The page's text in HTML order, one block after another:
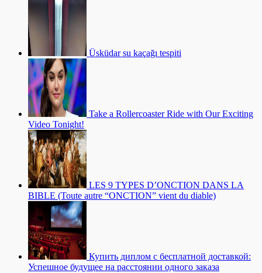
Üsküdar su kaçağı tespiti
Take a Rollercoaster Ride with Our Exciting
Video Tonight!
LES 9 TYPES D’ONCTION DANS LA
BIBLE (Toute autre “ONCTION” vient du diable)
Купить диплом с бесплатной доставкой:
Успешное будущее на расстоянии одного заказа